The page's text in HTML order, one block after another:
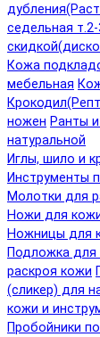
седельная
Кожа
мебельная
ножен Ранты
натуральной
Иглы, шило и
Инструменты
Молотки для
Ножи для
Ножницы для
Подложка для
раскроя кожи
(сликер) для
кожи и
Пробойники